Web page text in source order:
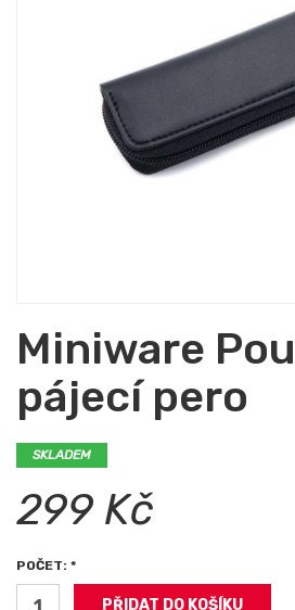
Miniware
pájecí pero
SKLADEM
299 Kč
POČET: *